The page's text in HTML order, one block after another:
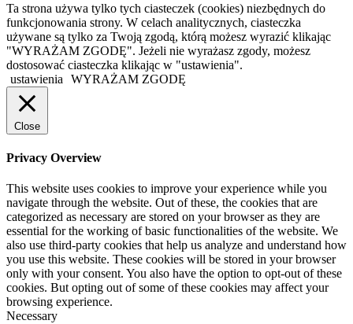
Ta strona używa tylko tych ciasteczek (cookies) niezbędnych do
funkcjonowania strony. W celach analitycznych, ciasteczka
używane są tylko za Twoją zgodą, którą możesz wyrazić klikając
"WYRAŻAM ZGODĘ". Jeżeli nie wyrażasz zgody, możesz
dostosować ciasteczka klikając w "ustawienia".
ustawienia
WYRAŻAM ZGODĘ
Close
Privacy Overview
This website uses cookies to improve your experience while you
navigate through the website. Out of these, the cookies that are
categorized as necessary are stored on your browser as they are
essential for the working of basic functionalities of the website. We
also use third-party cookies that help us analyze and understand how
you use this website. These cookies will be stored in your browser
only with your consent. You also have the option to opt-out of these
cookies. But opting out of some of these cookies may affect your
browsing experience.
Necessary